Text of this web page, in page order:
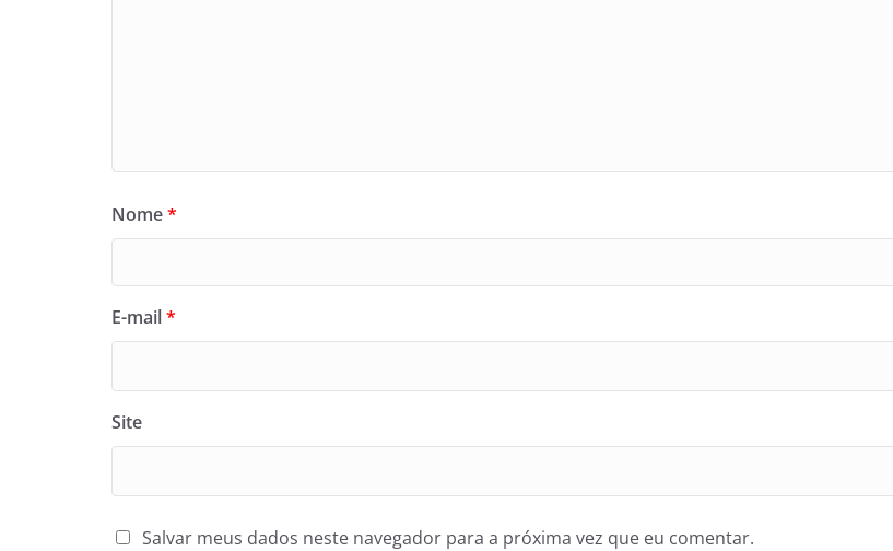
Nome*
E-mail*
Site
Salvar meus dados neste navegador para a próxima vez que eu comentar.